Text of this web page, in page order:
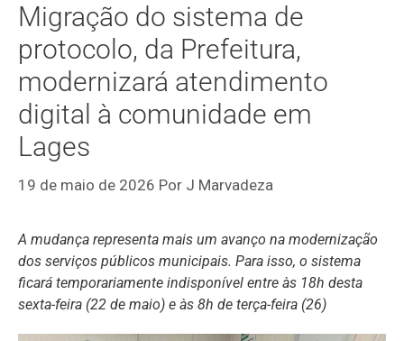
Migração do sistema de
protocolo, da Prefeitura,
modernizará atendimento
digital à comunidade em
Lages
19 de maio de 2026 Por J Marvadeza
A mudança representa mais um avanço na modernização
dos serviços públicos municipais. Para isso, o sistema
ficará temporariamente indisponível entre às 18h desta
sexta-feira (22 de maio) e às 8h de terça-feira (26)